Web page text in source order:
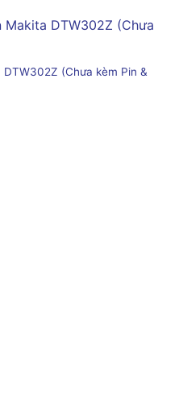
(Chưa kèm Pin &